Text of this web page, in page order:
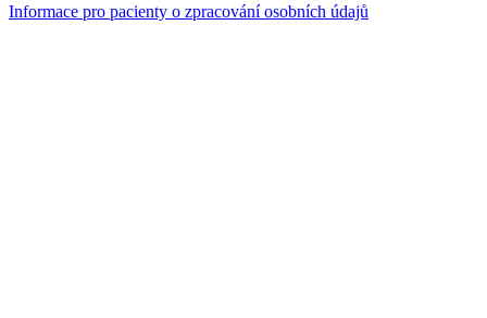
Informace pro pacienty o zpracování osobních údajů